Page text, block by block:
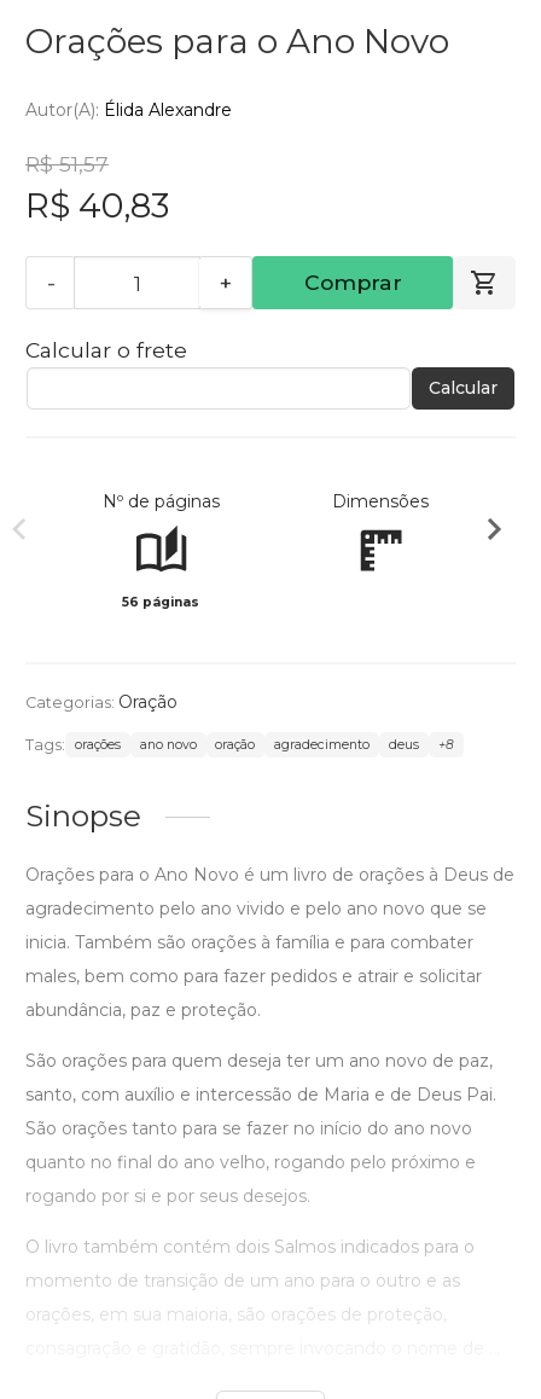
Orações para o Ano Novo
Autor(a): Élida Alexandre
R$ 51,57
R$ 40,83
- + Comprar
Calcular o frete
Calcular
Nº de páginas
56 páginas
Dimensões
Categorias: Oração
Tags: orações ano novo oração agradecimento deus +8
Sinopse
Orações para o Ano Novo é um livro de orações à Deus de
agradecimento pelo ano vivido e pelo ano novo que se
inicia. Também são orações à família e para combater
males, bem como para fazer pedidos e atrair e solicitar
abundância, paz e proteção.
São orações para quem deseja ter um ano novo de paz,
santo, com auxílio e intercessão de Maria e de Deus Pai.
São orações tanto para se fazer no início do ano novo
quanto no final do ano velho, rogando pelo próximo e
rogando por si e por seus desejos.
O livro também contém dois Salmos indicados para o
momento de transição de um ano para o outro e as
orações, em sua maioria, são orações de proteção,